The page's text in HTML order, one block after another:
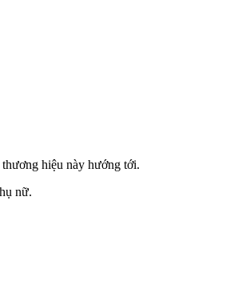
hiệu này hướng tới.
nữ.